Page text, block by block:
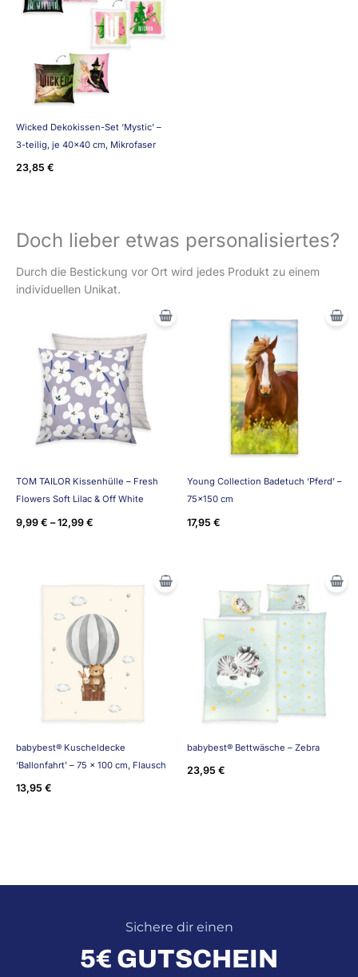
Wicked Dekokissen-Set ‘Mystic’ –
3-teilig, je 40×40 cm, Mikrofaser
23,85 €
Doch lieber etwas personalisiertes?
Durch die Bestickung vor Ort wird jedes Produkt zu einem
individuellen Unikat.
TOM TAILOR Kissenhülle – Fresh
Flowers Soft Lilac & Off White
9,99 € –12,99 €
Young Collection Badetuch ‘Pferd’ –
75×150 cm
17,95 €
babybest® Kuscheldecke
‘Ballonfahrt’ – 75 x 100 cm, Flausch
13,95 €
babybest® Bettwäsche – Zebra
23,95 €
Sichere dir einen
5€ GUTSCHEIN